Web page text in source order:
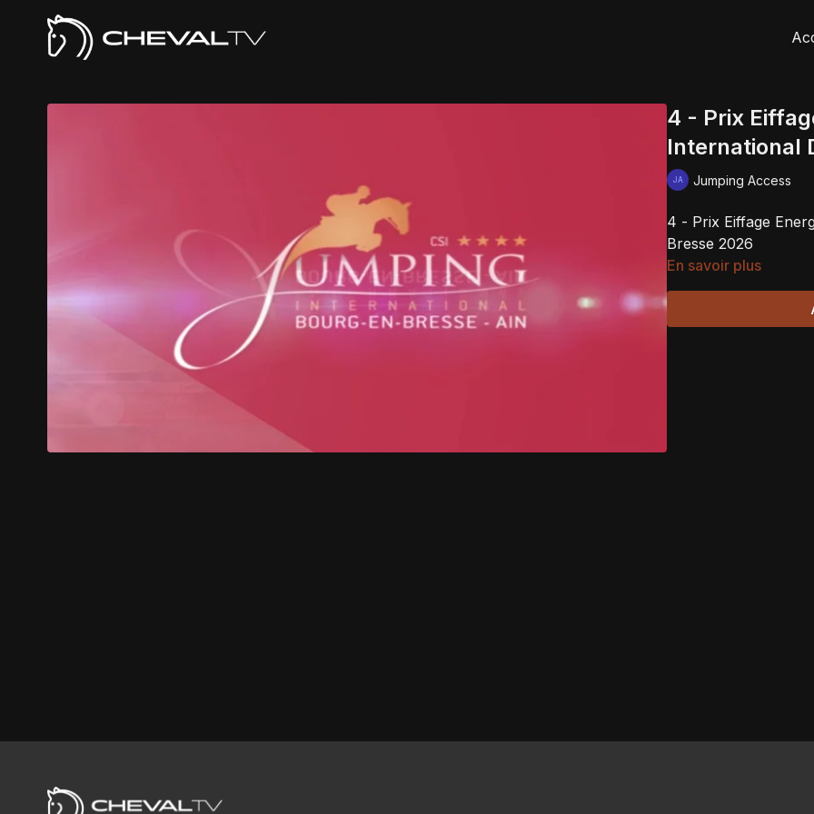
4 - Prix
International
Jumping Access
4 - Prix Eiffage
Bresse 2026
En savoir plus